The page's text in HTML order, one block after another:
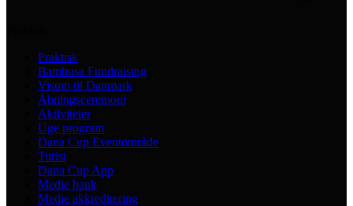
Praktisk
Bambusa Fundraising
Visum til Danmark
Åbningsceremoni
Aktiviteter
Uge program
Dana Cup Eventområde
Turist
Dana Cup App
Medie bank
Medie akkreditering